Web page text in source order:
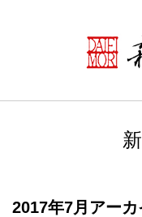
2017年7月アーカ